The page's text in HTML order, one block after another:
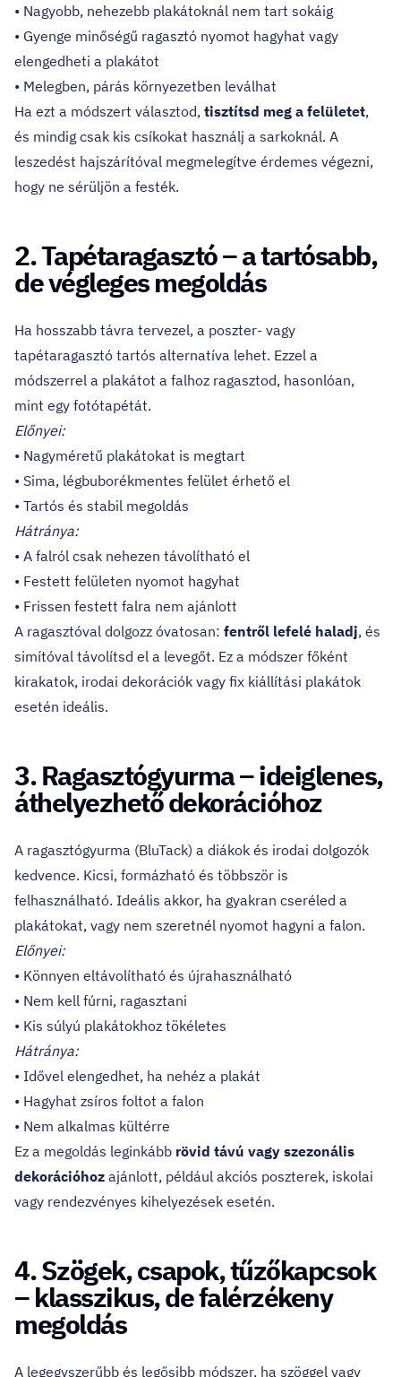
• Nagyobb, nehezebb plakátoknál nem tart sokáig
• Gyenge minőségű ragasztó nyomot hagyhat vagy
elengedheti a plakátot
• Melegben, párás környezetben leválhat
Ha ezt a módszert választod, tisztítsd meg a felületet,
és mindig csak kis csíkokat használj a sarkoknál. A
leszedést hajszárítóval megmelegítve érdemes végezni,
hogy ne sérüljön a festék.
2. Tapétaragasztó – a tartósabb,
de végleges megoldás
Ha hosszabb távra tervezel, a poszter- vagy
tapétaragasztó tartós alternatíva lehet. Ezzel a
módszerrel a plakátot a falhoz ragasztod, hasonlóan,
mint egy fotótapétát.
Előnyei:
• Nagyméretű plakátokat is megtart
• Sima, légbuborékmentes felület érhető el
• Tartós és stabil megoldás
Hátránya:
• A falról csak nehezen távolítható el
• Festett felületen nyomot hagyhat
• Frissen festett falra nem ajánlott
A ragasztóval dolgozz óvatosan: fentről lefelé haladj, és
simítóval távolítsd el a levegőt. Ez a módszer főként
kirakatok, irodai dekorációk vagy fix kiállítási plakátok
esetén ideális.
3. Ragasztógyurma – ideiglenes,
áthelyezhető dekorációhoz
A ragasztógyurma (BluTack) a diákok és irodai dolgozók
kedvence. Kicsi, formázható és többször is
felhasználható. Ideális akkor, ha gyakran cseréled a
plakátokat, vagy nem szeretnél nyomot hagyni a falon.
Előnyei:
• Könnyen eltávolítható és újrahasználható
• Nem kell fúrni, ragasztani
• Kis súlyú plakátokhoz tökéletes
Hátránya:
• Idővel elengedhet, ha nehéz a plakát
• Hagyhat zsíros foltot a falon
• Nem alkalmas kültérre
Ez a megoldás leginkább rövid távú vagy szezonális
dekorációhoz ajánlott, például akciós poszterek, iskolai
vagy rendezvényes kihelyezések esetén.
4. Szögek, csapok, tűzőkapcsok
– klasszikus, de falérzékeny
megoldás
A legegyszerűbb és legősibb módszer, ha szöggel vagy